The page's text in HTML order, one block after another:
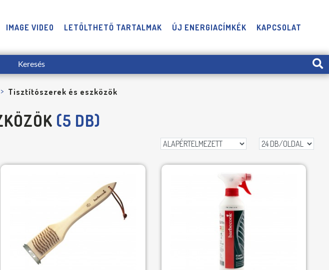
IMAGE VIDEO LETÖLTHETŐ TARTALMAK ÚJ ENERGIACÍMKÉK KAPCSOLAT
Tisztítószerek és eszközök
(5 DB)